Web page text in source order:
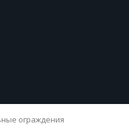
ограждения